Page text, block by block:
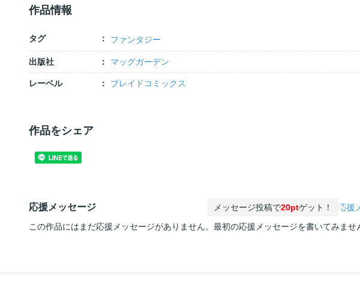
作品情報
タグ ファンタジー
出版社 マッグガーデン
レーベル ブレイドコミックス
作品をシェア
応援メッセージ メッセージ投稿で20ptゲット！
応援
この作品にはまだ応援メッセージがありません。最初の応援メッセージを書いてみませ